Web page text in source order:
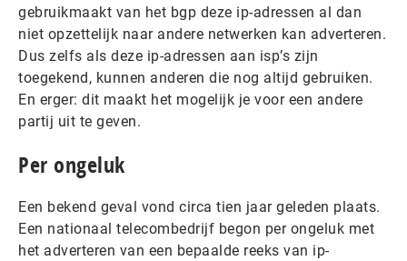
gebruikmaakt van het bgp deze ip-adressen al dan
niet opzettelijk naar andere netwerken kan adverteren.
Dus zelfs als deze ip-adressen aan isp’s zijn
toegekend, kunnen anderen die nog altijd gebruiken.
En erger: dit maakt het mogelijk je voor een andere
partij uit te geven.
Per ongeluk
Een bekend geval vond circa tien jaar geleden plaats.
Een nationaal telecombedrijf begon per ongeluk met
het adverteren van een bepaalde reeks van ip-